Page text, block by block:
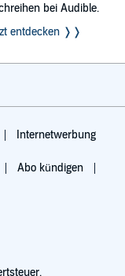
bei Audible.
entdecken ❭❭
Internetwerbung
Abo kündigen